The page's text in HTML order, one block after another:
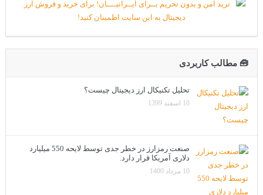
🧰 مطالب کاربردی
تحلیل تکنیکال ارز دیجیتال چیست؟
10 اسفند 1399
صنعت رمزارز در خطر جدی توسط لایحه 550 میلیارد
دلاری آمریکا قرار دارد.
10 مرداد 1400